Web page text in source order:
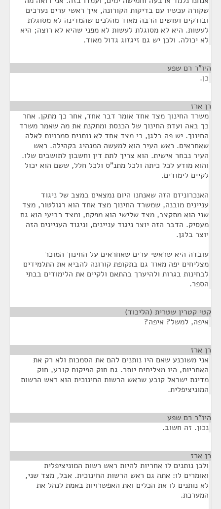
שקורה עכשיו עם בדיקות הקורונה, איך ראשי ערים נערכים
ובודקים ועושים הרבה מאוד מהלכים שהמדינה לא מסוגלת
לעשות. היא לא מסוגלת לעשות לא מפני שהיא לא רוצה; היא
לא יכולה. ולכן יש גם זיגזוג גדול מאוד.
היו"ר רם שפע
כן.
רן ארז
משרד החינוך מצד אחד אומר דבר אחד, אחר כך מתקן. אחר
כך באה ועדת החינוך של הכנסת ומתקנת את מה שאמר משרד
החינוך. יש פה בלגן, כי מצד אחד לא נותנים סמכויות לאלה
שאחראים. ראש העיר הוא למעשה המנהיג בקהילה. ראש
העיר נבחר אישית. הוא צריך לתת דין וחשבון לתושבים שלו.
והוא מודע לכל כיתה ולכל מתנ"ס ולכל חלל, ששם הוא יכול
לקיים לימודים.
האנכרוניזם הזה שאנחנו היום נמצאים במצב של ניגוד
עניינים מובנה, שמשרד החינוך מצד אחד הוא רגולטור, מצד
שני הוא מתקצב, מצד שלישי הוא מפקח, ומצד רביעי הוא גם
מעסיק. הדבר הזה יוצר ניגוד עניינים, וניגוד העניינים הזה
יוצר בלגן.
עובדה היא שראשי ערים שאחראים על החינוך המוכר
מצליחים יפה מאוד גם בתקופת קורונה להביא את התלמידים
לבחינות בגרות ולהיערך בהתאם ולקיים את הלימודים בבתי
הספר.
קטי קטרין שטרית (הליכוד)
איפה, למשל? איפה?
רן ארז
אני משוכנע שאם היו נותנים להם את הסמכות ולא רק את
האחריות, היו מצליחים יותר. גם חוק הפיקוח קובע, חוק
מדינת ישראל קובע שראש הרשות החינוכית הוא ראש הרשות
המוניציפלית.
היו"ר רם שפע
נכון. זה חשוב.
רן ארז
ולכן נותנים לו אחריות להיות ראש רשות המוניציפלית
ואומרים לו: אתה גם ראש הרשות החינוכית. אבל, מצד שני,
לא נותנים לו את הכלים ואת האפשרויות באמת לנהל את
המערכת.